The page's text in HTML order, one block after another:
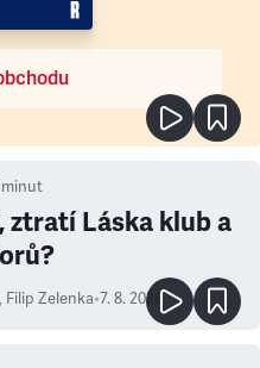
minut
ztratí Láska klub a
, Filip Zelenka•7. 8. 2026